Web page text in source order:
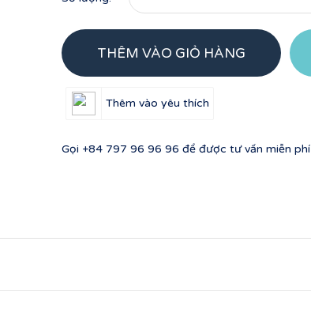
THÊM VÀO GIỎ HÀNG
Thêm vào yêu thích
Gọi +84 797 96 96 96 để được tư vấn miễn phí